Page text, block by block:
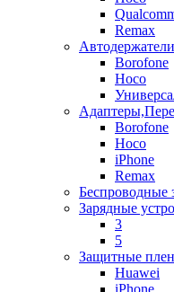
Remax
Borofone
Hoco
Borofone
Hoco
iPhone
Remax
Беспроводные
Зарядные
3
5
Защитные
Huawei
iPhone